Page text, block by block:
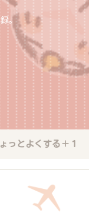
。
っとよくする＋１